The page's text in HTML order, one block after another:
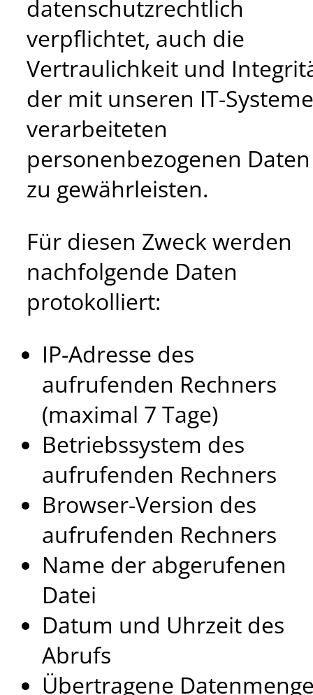
datenschutzrechtlich
verpflichtet, auch die
Vertraulichkeit und
der mit unseren IT-
verarbeiteten
personenbezogenen Daten
zu gewährleisten.
Für diesen Zweck werden
nachfolgende Daten
protokolliert:
IP-Adresse des
aufrufenden Rechners
(maximal 7 Tage)
Betriebssystem des
aufrufenden Rechners
Browser-Version des
aufrufenden Rechners
Name der abgerufenen
Datei
Datum und Uhrzeit des
Abrufs
Übertragene